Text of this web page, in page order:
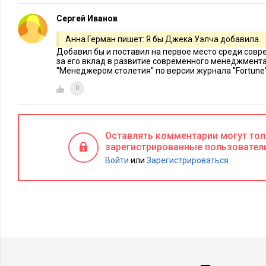
фамилия –
бренд.
Бонусы: подробное описание личной жизни
поездках и сравнение российского и американского бизнеса.
Цитата из книги:«Меня часто спрашивают: 'С чего ты
я хотел, а не прозябать».
8. Ричард Брэнсон. «К черту все! Берись и
основатель корпорации Virgin
Сергей Иванов
Анна Герман пишет: Я бы Джека Уэлча добавила.
Добавил бы и поставил на первое место среди
за его вклад в развитие современного
''Менеджером столетия'' по версии журнала
0
Оставлять комментарии могут
зарегистрированные
Войти или Зарегистрироваться